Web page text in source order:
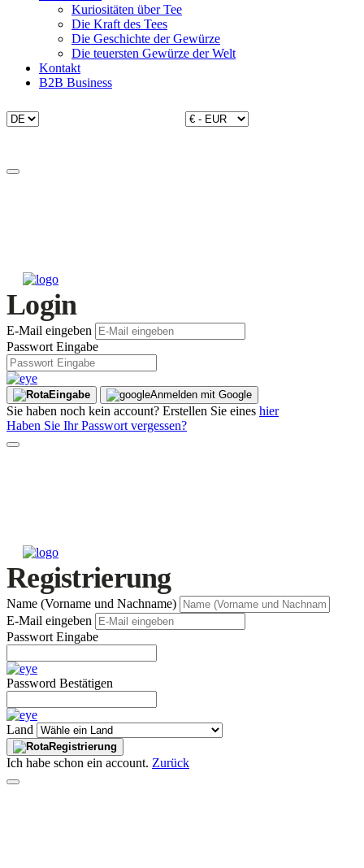
Kuriositäten über Tee
Die Kraft des Tees
Die Geschichte der Gewürze
Die teuersten Gewürze der Welt
Kontakt
B2B Business
Login
E-Mail eingeben
Passwort Eingabe
Eingabe Anmelden mit Google
Sie haben noch kein account? Erstellen Sie eines hier
Haben Sie Ihr Passwort vergessen?
Registrierung
Name (Vorname und Nachname)
E-Mail eingeben
Passwort Eingabe
Password Bestätigen
Land
Registrierung
Ich habe schon ein account. Zurück